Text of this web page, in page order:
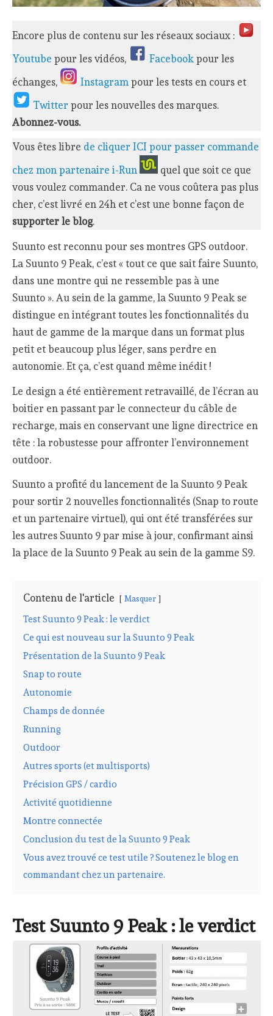
Encore plus de contenu sur les réseaux sociaux :
Youtube pour les vidéos, Facebookpour les
échanges,
Instagrampour les tests en cours et
Twitterpour les nouvelles des marques.
Abonnez-vous.
Vous êtes libre de cliquer ICI pour passer commande
chez mon partenaire i-Run
quel que soit ce que
vous voulez commander. Ca ne vous coûtera pas plus
cher, c’est livré en 24h et c’est une bonne façon de
supporter le blog.
Suunto est reconnu pour ses montres GPS outdoor.
La Suunto 9 Peak, c’est « tout ce que sait faire Suunto,
dans une montre qui ne ressemble pas à une
Suunto ». Au sein de la gamme, la Suunto 9 Peak se
distingue en intégrant toutes les fonctionnalités du
haut de gamme de la marque dans un format plus
petit et beaucoup plus léger, sans perdre en
autonomie. Et ça, c’est quand même inédit !
Le design a été entièrement retravaillé, de l’écran au
boitier en passant par le connecteur du câble de
recharge, mais en conservant une ligne directrice en
tête : la robustesse pour affronter l’environnement
outdoor.
Suunto a profité du lancement de la Suunto 9 Peak
pour sortir 2 nouvelles fonctionnalités (Snap to route
et un partenaire virtuel), qui ont été transférées sur
les autres Suunto 9 par mise à jour, confirmant ainsi
la place de la Suunto 9 Peak au sein de la gamme S9.
Contenu de l'article Masquer
Test Suunto 9 Peak : le verdict
Ce qui est nouveau sur la Suunto 9 Peak
Présentation de la Suunto 9 Peak
Snap to route
Autonomie
Champs de donnée
Running
Outdoor
Autres sports (et multisports)
Précision GPS / cardio
Activité quotidienne
Montre connectée
Conclusion du test de la Suunto 9 Peak
Vous avez trouvé ce test utile ? Soutenez le blog en
commandant chez un partenaire.
Test Suunto 9 Peak : le verdict